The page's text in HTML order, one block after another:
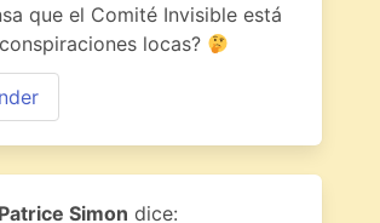
que el Comité Invisible está
locas?
Patrice Simon dice: